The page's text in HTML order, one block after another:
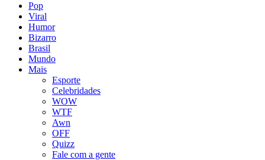
Pop
Viral
Humor
Bizarro
Brasil
Mundo
Mais
Esporte
Celebridades
WOW
WTF
Awn
OFF
Quizz
Fale com a gente